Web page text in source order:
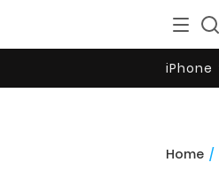
iPhone
Home /